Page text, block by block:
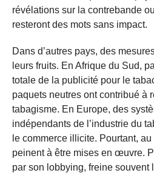
révélations sur la contrebande
resteront des mots sans impact.
Dans d’autres pays, des
leurs fruits. En Afrique du Sud,
totale de la publicité pour le
paquets neutres ont contribué à
tabagisme. En Europe, des
indépendants de l’industrie du
le commerce illicite. Pourtant,
peinent à être mises en œuvre.
par son lobbying, freine souvent